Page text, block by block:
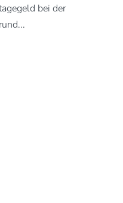
bei der